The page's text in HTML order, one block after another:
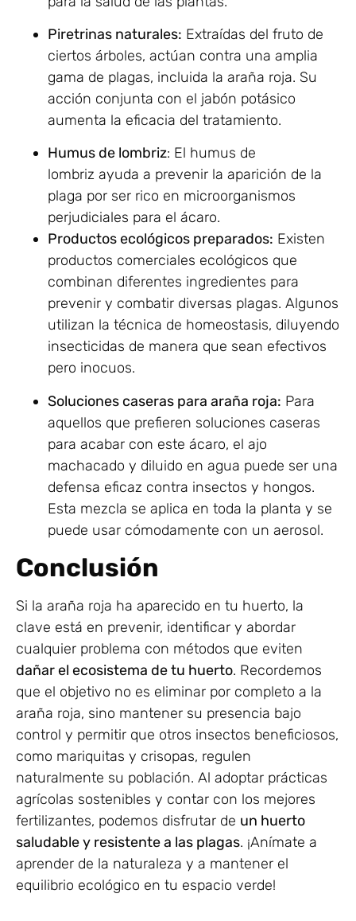
Piretrinas naturales: Extraídas del fruto de
ciertos árboles, actúan contra una amplia
gama de plagas, incluida la araña roja. Su
acción conjunta con el jabón potásico
aumenta la eficacia del tratamiento.
Humus de lombriz: El humus de
lombriz ayuda a prevenir la aparición de la
plaga por ser rico en microorganismos
perjudiciales para el ácaro.
Productos ecológicos preparados: Existen
productos comerciales ecológicos que
combinan diferentes ingredientes para
prevenir y combatir diversas plagas. Algunos
utilizan la técnica de homeostasis, diluyendo
insecticidas de manera que sean efectivos
pero inocuos.
Soluciones caseras para araña roja: Para
aquellos que prefieren soluciones caseras
para acabar con este ácaro, el ajo
machacado y diluido en agua puede ser una
defensa eficaz contra insectos y hongos.
Esta mezcla se aplica en toda la planta y se
puede usar cómodamente con un aerosol.
Conclusión
Si la araña roja ha aparecido en tu huerto, la
clave está en prevenir, identificar y abordar
cualquier problema con métodos que eviten
dañar el ecosistema de tu huerto. Recordemos
que el objetivo no es eliminar por completo a la
araña roja, sino mantener su presencia bajo
control y permitir que otros insectos beneficiosos,
como mariquitas y crisopas, regulen
naturalmente su población. Al adoptar prácticas
agrícolas sostenibles y contar con los mejores
fertilizantes, podemos disfrutar de un huerto
saludable y resistente a las plagas. ¡Anímate a
aprender de la naturaleza y a mantener el
equilibrio ecológico en tu espacio verde!